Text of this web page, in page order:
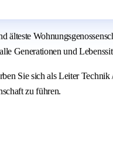
Generationen und
Sie sich als Leiter
zu führen.